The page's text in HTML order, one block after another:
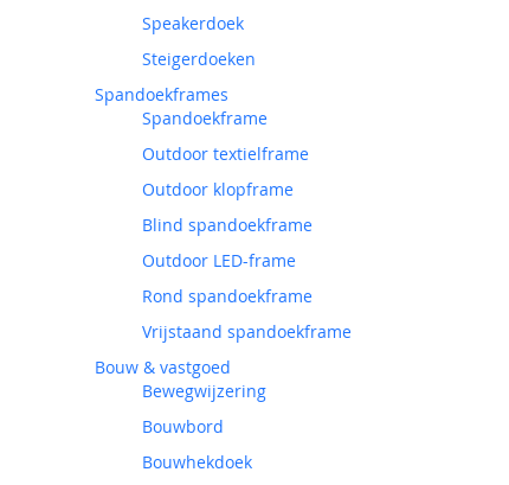
Speakerdoek
Steigerdoeken
Spandoekframes
Spandoekframe
Outdoor textielframe
Outdoor klopframe
Blind spandoekframe
Outdoor LED-frame
Rond spandoekframe
Vrijstaand spandoekframe
Bouw & vastgoed
Bewegwijzering
Bouwbord
Bouwhekdoek